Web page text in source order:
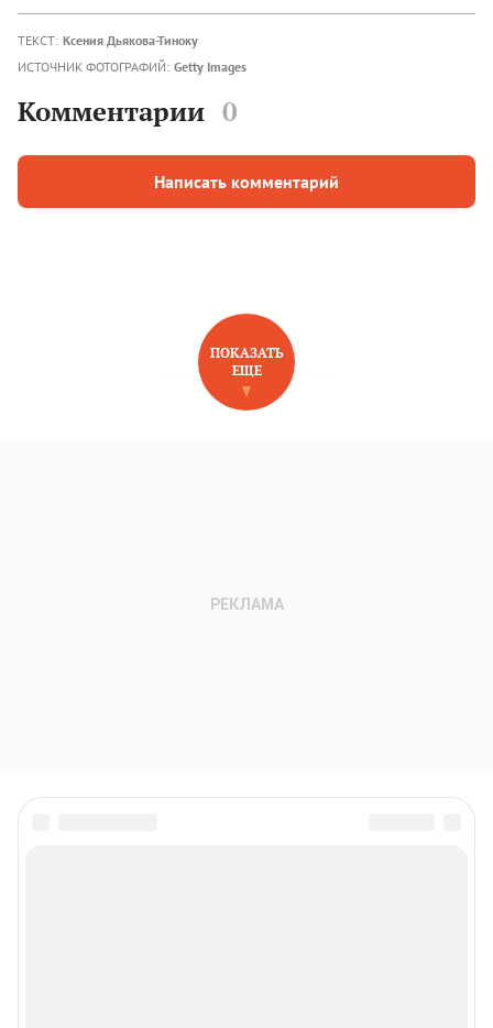
ТЕКСТ: Ксения Дьякова-Тиноку
ИСТОЧНИК ФОТОГРАФИЙ: Getty Images
Комментарии 0
Написать комментарий
НОВОЕ НА САЙТЕ
ПОКАЗАТЬ
ЕЩЕ